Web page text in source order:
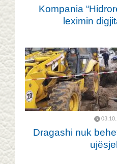
Kompania
leximin
Dragashi nuk